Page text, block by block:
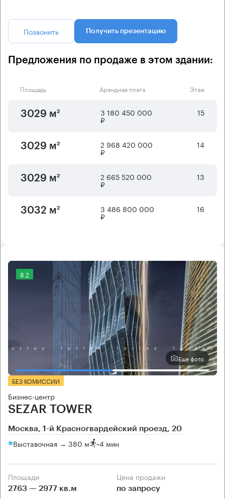
Позвонить Получить презентацию
Предложения по продаже в этом здании:
Площадь Арендная плата Этаж
3029 м² 3 180 450 000
₽
15
3029 м² 2 968 420 000
₽
14
3029 м² 2 665 520 000
₽
13
3032 м² 3 486 800 000
₽
16
8.2
Еще фото
БЕЗ КОМИССИИ
Бизнес-центр
SEZAR TOWER
Москва, 1-й Красногвардейский проезд, 20
Выставочная → 380 м ~4 мин
Площади
2763 — 2977 кв.м
Цена продажи
по запросу